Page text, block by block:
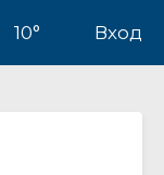
10° Вход